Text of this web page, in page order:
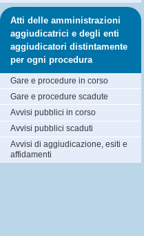
Atti delle amministrazioni
aggiudicatrici e degli enti
aggiudicatori distintamente
per ogni procedura
Gare e procedure in corso
Gare e procedure scadute
Avvisi pubblici in corso
Avvisi pubblici scaduti
Avvisi di aggiudicazione, esiti e
affidamenti